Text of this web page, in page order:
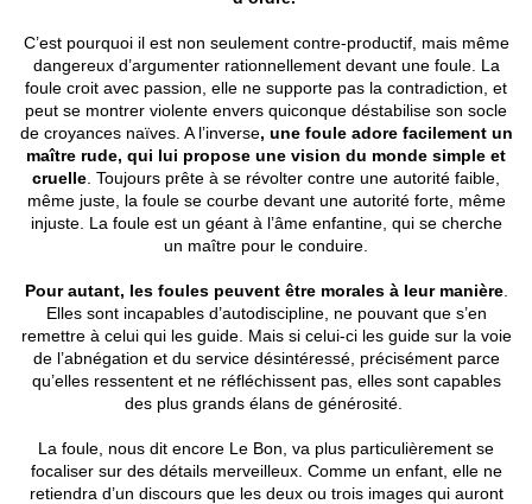
C’est pourquoi il est non seulement contre-productif, mais même
dangereux d’argumenter rationnellement devant une foule. La
foule croit avec passion, elle ne supporte pas la contradiction, et
peut se montrer violente envers quiconque déstabilise son socle
de croyances naïves. A l’inverse, une foule adore facilement un
maître rude, qui lui propose une vision du monde simple et
cruelle . Toujours prête à se révolter contre une autorité faible,
même juste, la foule se courbe devant une autorité forte, même
injuste. La foule est un géant à l’âme enfantine, qui se cherche
un maître pour le conduire.
Pour autant, les foules peuvent être morales à leur manière.
Elles sont incapables d’autodiscipline, ne pouvant que s’en
remettre à celui qui les guide. Mais si celui-ci les guide sur la voie
de l’abnégation et du service désintéressé, précisément parce
qu’elles ressentent et ne réfléchissent pas, elles sont capables
des plus grands élans de générosité.
La foule, nous dit encore Le Bon, va plus particulièrement se
focaliser sur des détails merveilleux. Comme un enfant, elle ne
retiendra d’un discours que les deux ou trois images qui auront